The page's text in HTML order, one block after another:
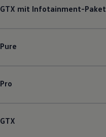
Lifestyle
Transport
GTX mit Infotainment-Paket
Pure
Pro
GTX